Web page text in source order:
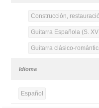
Construcción,
Guitarra Española (S.
Guitarra clásico-
Idioma
Español